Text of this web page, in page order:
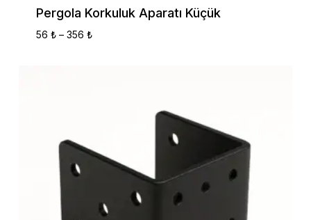
Pergola Korkuluk Aparatı Küçük
56 ₺ – 356 ₺Fiyat